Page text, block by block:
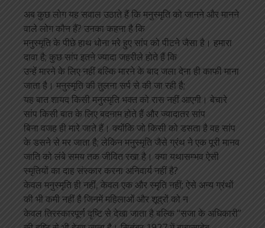
अब कुछ लोग यह सवाल उठाते हैं कि मनुस्मृति को जानने और मानने
वाले लोग कौन हैं? उनका कहना है कि
मनुस्मृति के पीछे हाथ धोना मरे हुए सांप को पीटने जैसा है। हमारा
दावा है; कुछ सांप इतने ज्यादा जहरीले होते हैं कि
उन्हें मारने के लिए नहीं बल्कि मारने के बाद जला देना ही काफी माना
जाता है। मनुस्मृति की तुलना सर्प से की जा रही है;
यह बात शायद किसी मनुस्मृति भक्त को रास नहीं आएगी। बेचारे
सांप किसी बात के लिए बदनाम होते हैं और ज्यादातर सांप
बिना वजह ही मारे जाते हैं। क्योंकि जो किसी को डसता है वह सांप
के डसने से मर जाता है; लेकिन मनुस्मृति जैसे ग्रंथ ने एक पूरी मानव
जाति को लंबे समय तक जीवित रखा है। क्या यथासम्भव ऐसी
स्मृतियों का दाह संस्कार करना अनिवार्य नहीं है?
केवल मनुस्मृति ही नहीं, केवल एक और स्मृति नहीं; ऐसे अन्य ग्रंथों
की भी कमी नहीं है जिनमें महिलाओं और शूद्रों को न
केवल तिरस्कारपूर्ण दृष्टि से देखा जाता है बल्कि “सजा के अधिकारी”